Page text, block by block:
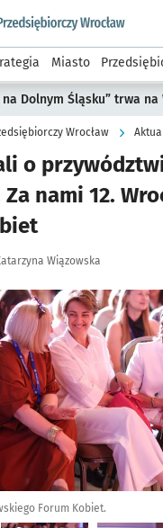
wroclaw.pl
Miasto
na Dolnym Śląsku” trwa na
Wrocław
o
nami 12.
Wiązowska
galerię
Forum Kobiet.